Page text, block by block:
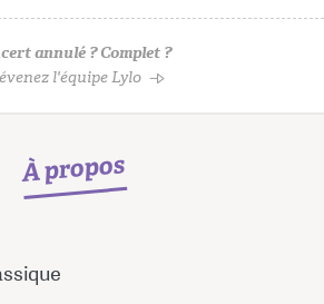
annulé ? Complet ?
l'équipe Lylo
À propos